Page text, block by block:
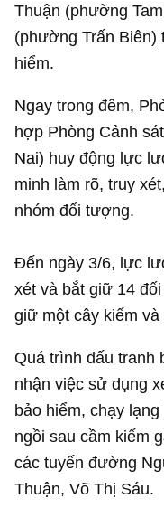
Thuận (phường
(phường Trấn Biên)
hiểm.
Ngay trong đêm,
hợp Phòng Cảnh
Nai) huy động lực
minh làm rõ, truy
nhóm đối tượng.
Đến ngày 3/6, lực
xét và bắt giữ 14
giữ một cây kiếm
Quá trình đấu tranh
nhận việc sử dụng
bảo hiểm, chạy
ngồi sau cầm kiếm
các tuyến đường
Thuận, Võ Thị Sáu.